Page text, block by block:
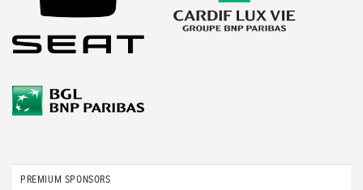
PREMIUM SPONSORS